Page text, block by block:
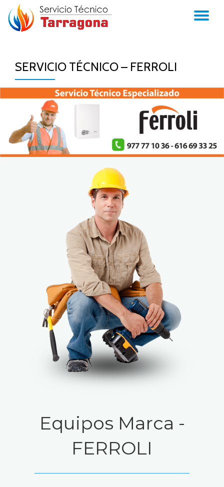
Skip
SERVICIO TÉCNICO – FERROLI
Equipos Marca -
FERROLI